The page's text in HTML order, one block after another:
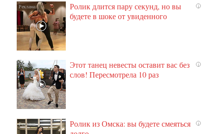
i
Ролик длится пару секунд, но вы
будете в шоке от увиденного
i
Этот танец невесты оставит вас без
слов! Пересмотрела 10 раз
i
Ролик из Омска: вы будете смеяться